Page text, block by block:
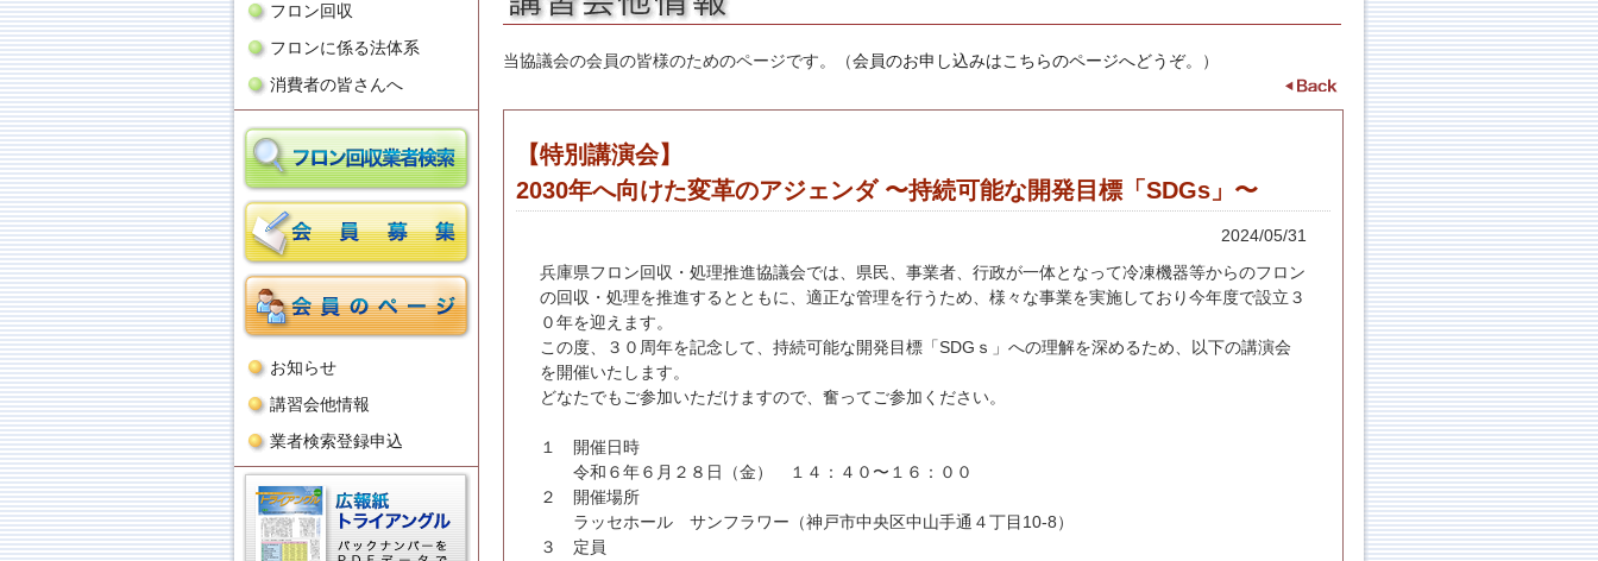
フロン回収
フロンに係る法体系
消費者の皆さんへ
お知らせ
講習会他情報
業者検索登録申込
当協議会の会員の皆様のためのページです。（会員のお申し込みはこちらのページへどうぞ。 ）
【特別講演会】
2030年へ向けた変革のアジェンダ 〜持続可能な開発目標「SDGs」〜
2024/05/31
兵庫県フロン回収・処理推進協議会では、県民、事業者、行政が一体となって冷凍機器等からのフロン
の回収・処理を推進するとともに、適正な管理を行うため、様々な事業を実施しており今年度で設立３
０年を迎えます。
この度、３０周年を記念して、持続可能な開発目標「SDGｓ」への理解を深めるため、以下の講演会
を開催いたします。
どなたでもご参加いただけますので、奮ってご参加ください。
１ 開催日時
令和６年６月２８日（金） １４：４０〜１６：００
２ 開催場所
ラッセホール サンフラワー（神戸市中央区中山手通４丁目10-8）
３ 定員